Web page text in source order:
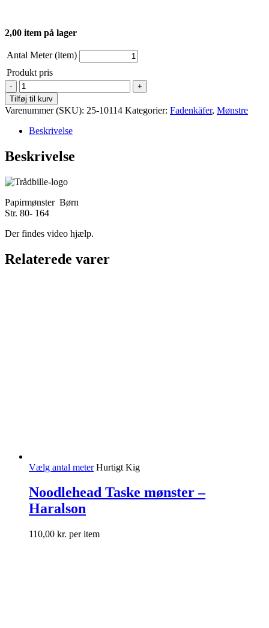
2,00 item på lager
Antal Meter (item)
Produkt pris
Fadenkäfer
-
Wickelkleid
børn
antal
Tilføj til kurv
Varenummer (SKU): 25-10114 Kategorier: Fadenkäfer, Mønstre
Beskrivelse
Beskrivelse
Papirmønster Børn
Str. 80- 164
Der findes video hjælp.
Relaterede varer
Vælg antal meter Hurtigt Kig
Noodlehead Taske mønster –
Haralson
110,00 kr. per item